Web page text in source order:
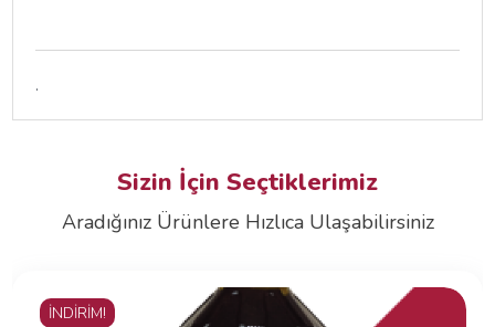
.
Sizin İçin Seçtiklerimiz
Aradığınız Ürünlere Hızlıca Ulaşabilirsiniz
İNDİRİM!